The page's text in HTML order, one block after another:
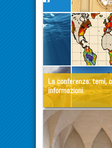
La conferenza: temi,
informazioni